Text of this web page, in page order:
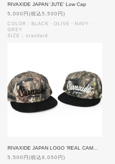
RIVAXIDE JAPAN 'JUTE' Low Cap
5,000円(税込5,500円)
COLOR：BLACK・OLIVE・NAVY・
GREY
SIZE : standard
5,500円(税込6,050円)